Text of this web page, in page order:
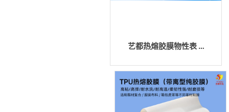
艺都热熔胶膜物性表 …